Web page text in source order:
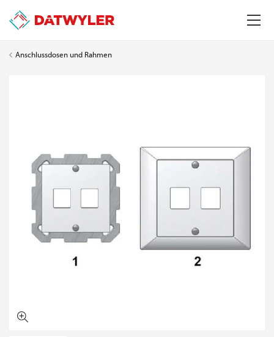
Anschlussdosen und Rahmen